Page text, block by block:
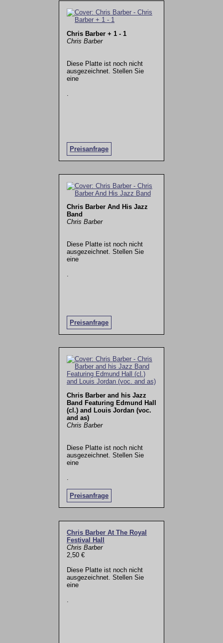
Chris Barber + 1 - 1
Chris Barber
Diese Platte ist noch nicht
ausgezeichnet. Stellen Sie
eine
Preisanfrage
Chris Barber And His Jazz
Band
Chris Barber
Diese Platte ist noch nicht
ausgezeichnet. Stellen Sie
eine
Preisanfrage
.
Chris Barber and his Jazz
Band Featuring Edmund Hall
(cl.) and Louis Jordan (voc.
and as)
Chris Barber
Diese Platte ist noch nicht
ausgezeichnet. Stellen Sie
eine
Preisanfrage
.
Chris Barber At The Royal
Festival Hall
Chris Barber
2,50 €
Diese Platte ist noch nicht
ausgezeichnet. Stellen Sie
eine